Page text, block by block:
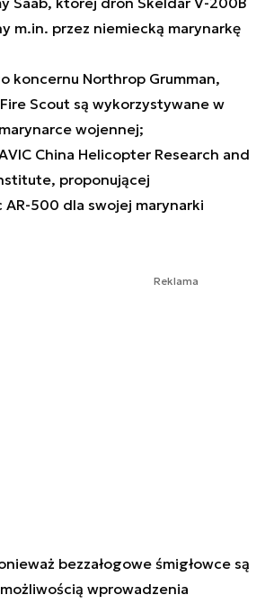
m.in. przez niemiecką marynarkę
koncernu Northrop Grumman,
Scout są wykorzystywane w
wojennej;
China Helicopter Research and
proponującej
AR-500 dla swojej marynarki
Reklama
bezzałogowe śmigłowce są
wprowadzenia